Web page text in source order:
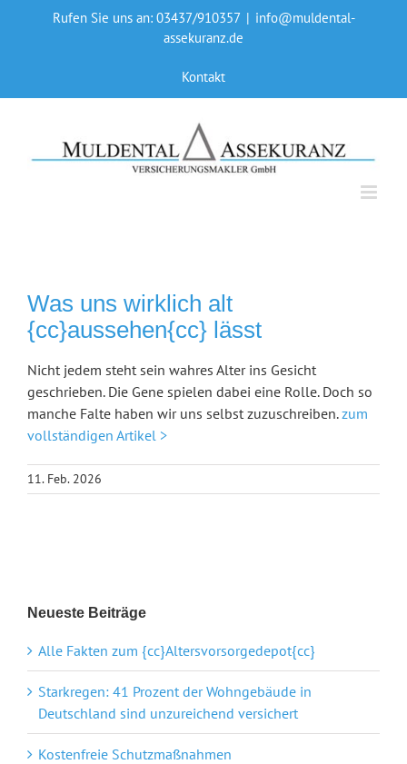
Rufen Sie uns an: 03437/910357 | info@muldental-
assekuranz.de
Kontakt
Was uns wirklich alt
{cc}aussehen{cc} lässt
Nicht jedem steht sein wahres Alter ins Gesicht
geschrieben. Die Gene spielen dabei eine Rolle. Doch so
manche Falte haben wir uns selbst zuzuschreiben.zum
vollständigen Artikel >
11. Feb. 2026
Neueste Beiträge
Alle Fakten zum {cc}Altersvorsorgedepot{cc}
Starkregen: 41 Prozent der Wohngebäude in
Deutschland sind unzureichend versichert
Kostenfreie Schutzmaßnahmen